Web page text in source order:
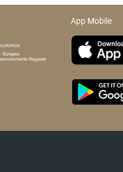
App Mobile